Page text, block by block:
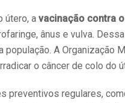
útero, a vacinação contra o
ânus e vulva.
população. A Organização
o câncer de colo do
preventivos regulares,